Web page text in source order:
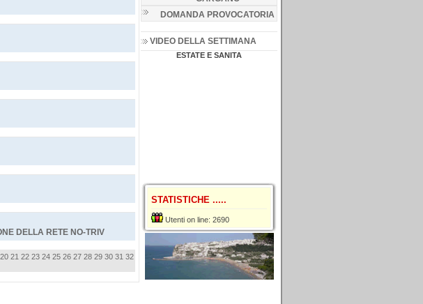
DELLA RETE NO-TRIV
20 21 22 23 24 25 26 27 28 29 30 31 32
DOMANDA PROVOCATORIA
VIDEO DELLA SETTIMANA
ESTATE E SANITA
STATISTICHE .....
Utenti on line: 2690